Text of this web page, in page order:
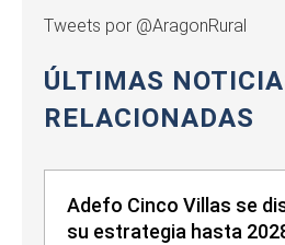
Tweets por @AragonRural
ÚLTIMAS
RELACIONADAS
Adefo Cinco Villas se
su estrategia hasta